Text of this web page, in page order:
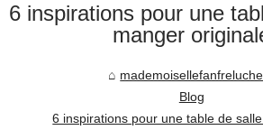
6 inspirations pour une
manger
Blog
6 inspirations pour une table de